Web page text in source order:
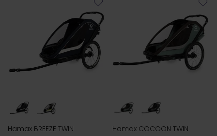
w taki sposób, aby dawać przyjemność z jazdy na dwóch
kółkach zarówno bobasom, jak i ich opiekunom. Dzięki
dobrze dopasowanej przyczepce będziesz mógł
wygodnie ominąć korki, dojechać na czas do szkoły i
korzystać z uroków poruszania się na rowerze po mieście.
W nowoczesnej przyczepie znajdziesz dostatecznie dużo
miejsca, by wygodnie posadzić dwójkę niemowlaków lub
parę przedszkolaków, a także zabezpieczyć ich w
pożywne przekąski lub wodę. Najmłodsi mogą w czasie
Hamax BREEZE TWIN
Hamax COCOON TWIN